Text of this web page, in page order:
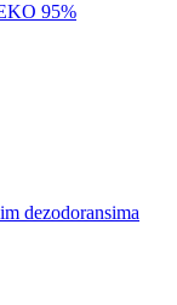
95%
dezodoransima